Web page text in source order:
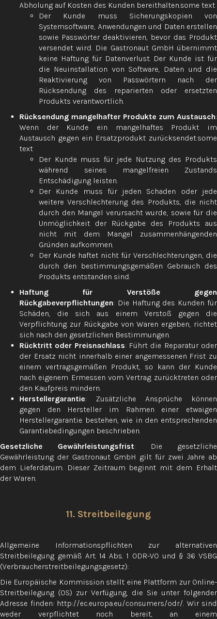
Abholung auf Kosten des Kunden bereithalten.some text
Der Kunde muss Sicherungskopien von
Systemsoftware, Anwendungen und Daten erstellen
sowie Passwörter deaktivieren, bevor das Produkt
versendet wird. Die Gastronaut GmbH übernimmt
keine Haftung für Datenverlust. Der Kunde ist für
die Neuinstallation von Software, Daten und die
Reaktivierung von Passwörtern nach der
Rücksendung des reparierten oder ersetzten
Produkts verantwortlich.
Rücksendung mangelhafter Produkte zum Austausch:
Wenn der Kunde ein mangelhaftes Produkt im
Austausch gegen ein Ersatzprodukt zurücksendet:some
text
Der Kunde muss für jede Nutzung des Produkts
während seines mangelfreien Zustands
Entschädigung leisten.
Der Kunde muss für jeden Schaden oder jede
weitere Verschlechterung des Produkts, die nicht
durch den Mangel verursacht wurde, sowie für die
Unmöglichkeit der Rückgabe des Produkts aus
nicht mit dem Mangel zusammenhängenden
Gründen aufkommen.
Der Kunde haftet nicht für Verschlechterungen, die
durch den bestimmungsgemäßen Gebrauch des
Produkts entstanden sind.
Haftung für Verstöße gegen
Rückgabeverpflichtungen: Die Haftung des Kunden für
Schäden, die sich aus einem Verstoß gegen die
Verpflichtung zur Rückgabe von Waren ergeben, richtet
sich nach den gesetzlichen Bestimmungen.
Rücktritt oder Preisnachlass: Führt die Reparatur oder
der Ersatz nicht innerhalb einer angemessenen Frist zu
einem vertragsgemäßen Produkt, so kann der Kunde
nach eigenem Ermessen vom Vertrag zurücktreten oder
den Kaufpreis mindern.
Herstellergarantie: Zusätzliche Ansprüche können
gegen den Hersteller im Rahmen einer etwaigen
Herstellergarantie bestehen, wie in den entsprechenden
Garantiebedingungen beschrieben.
Gesetzliche Gewährleistungsfrist: Die gesetzliche
Gewährleistung der Gastronaut GmbH gilt für zwei Jahre ab
dem Lieferdatum. Dieser Zeitraum beginnt mit dem Erhalt
der Waren.
11. Streitbeilegung
Allgemeine Informationspflichten zur alternativen
Streitbeilegung gemäß Art. 14 Abs. 1 ODR-VO und § 36 VSBG
(Verbraucherstreitbeilegungsgesetz):
Die Europäische Kommission stellt eine Plattform zur Online-
Streitbeilegung (OS) zur Verfügung, die Sie unter folgender
Adresse finden: http://ec.europa.eu/consumers/odr/. Wir sind
weder verpflichtet noch bereit, an einem